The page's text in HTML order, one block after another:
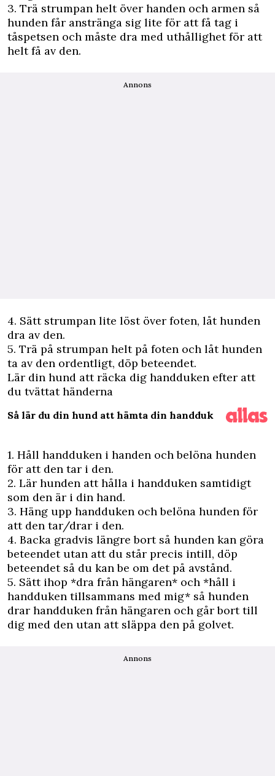
3. Trä strumpan helt över handen och armen så
hunden får anstränga sig lite för att få tag i
tåspetsen och måste dra med uthållighet för att
helt få av den.
Annons
4. Sätt strumpan lite löst över foten, låt hunden
dra av den.
5. Trä på strumpan helt på foten och låt hunden
ta av den ordentligt, döp beteendet.
Lär din hund att räcka dig handduken efter att
du tvättat händerna
Så lär du din hund att hämta din handduk
1. Håll handduken i handen och belöna hunden
för att den tar i den.
2. Lär hunden att hålla i handduken samtidigt
som den är i din hand.
3. Häng upp handduken och belöna hunden för
att den tar/drar i den.
4. Backa gradvis längre bort så hunden kan göra
beteendet utan att du står precis intill, döp
beteendet så du kan be om det på avstånd.
5. Sätt ihop *dra från hängaren* och *håll i
handduken tillsammans med mig* så hunden
drar handduken från hängaren och går bort till
dig med den utan att släppa den på golvet.
Annons